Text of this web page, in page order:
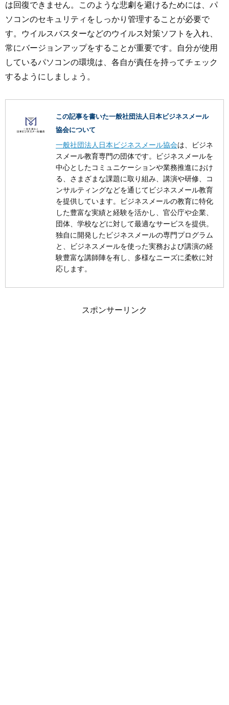
は回復できません。このような悲劇を避けるためには、パ
ソコンのセキュリティをしっかり管理することが必要で
す。ウイルスバスターなどのウイルス対策ソフトを入れ、
常にバージョンアップをすることが重要です。自分が使用
しているパソコンの環境は、各自が責任を持ってチェック
するようにしましょう。
この記事を書いた一般社団法人日本ビジネスメール
協会について
一般社団法人日本ビジネスメール協会は、ビジネ
スメール教育専門の団体です。ビジネスメールを
中心としたコミュニケーションや業務推進におけ
る、さまざまな課題に取り組み、講演や研修、コ
ンサルティングなどを通じてビジネスメール教育
を提供しています。ビジネスメールの教育に特化
した豊富な実績と経験を活かし、官公庁や企業、
団体、学校などに対して最適なサービスを提供。
独自に開発したビジネスメールの専門プログラム
と、ビジネスメールを使った実務および講演の経
験豊富な講師陣を有し、多様なニーズに柔軟に対
応します。
スポンサーリンク